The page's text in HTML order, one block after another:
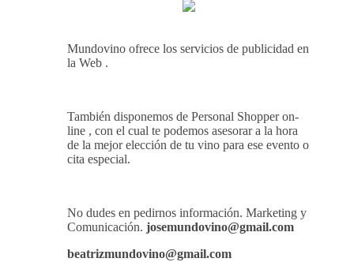
Mundovino ofrece los servicios de publicidad en
la Web .
También disponemos de Personal Shopper on-
line , con el cual te podemos asesorar a la hora
de la mejor elección de tu vino para ese evento o
cita especial.
No dudes en pedirnos información. Marketing y
Comunicación. josemundovino@gmail.com
beatrizmundovino@gmail.com